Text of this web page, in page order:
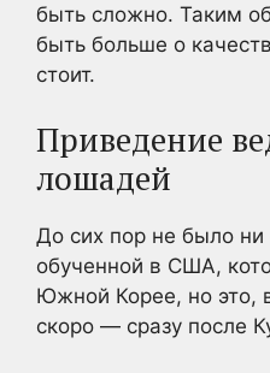
быть сложно. Таким
быть больше о
стоит.
Приведение
лошадей
До сих пор не было
обученной в США,
Южной Корее, но это,
скоро — сразу после